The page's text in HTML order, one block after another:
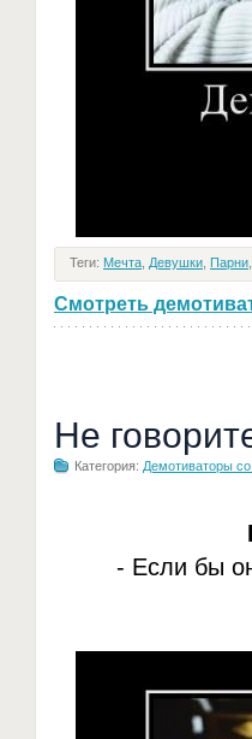
Теги: Мечта Девушки Парни
Смотреть
Не
Категория: Демотиваторы
- Если бы